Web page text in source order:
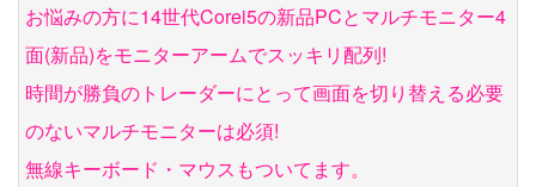
お悩みの方に14世代Corei5の新品PCとマルチモニター4
面(新品)をモニターアームでスッキリ配列!
時間が勝負のトレーダーにとって画面を切り替える必要
のないマルチモニターは必須!
無線キーボード・マウスもついてます。